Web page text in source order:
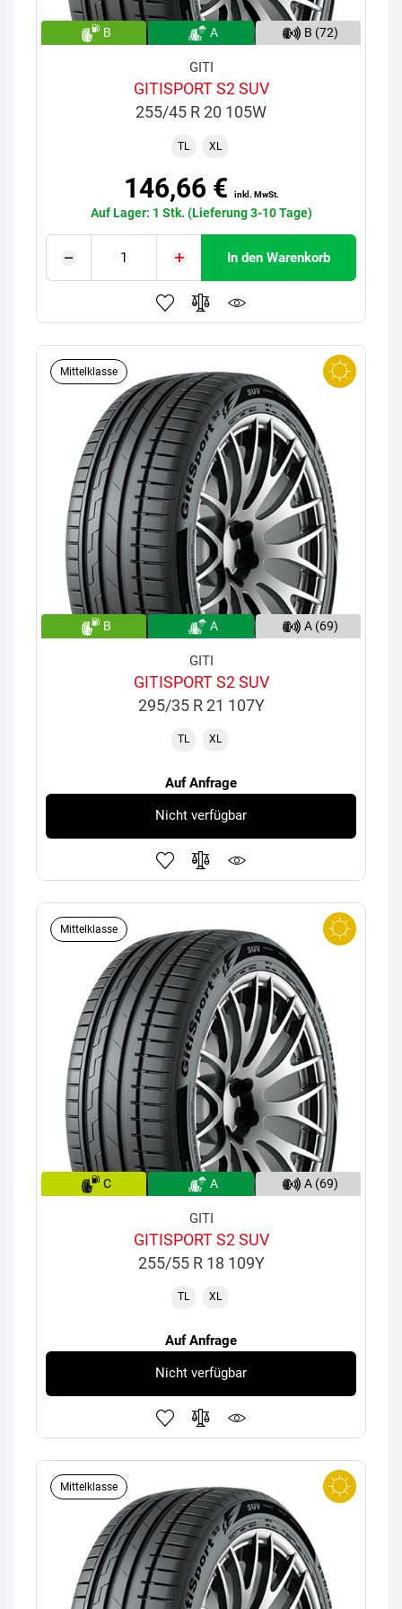
B A B (72)
GITI
GITISPORT S2 SUV
255/45 R 20 105W
TL XL
146,66 € inkl. MwSt.
Auf Lager: 1 Stk. (Lieferung 3-10 Tage)
In den Warenkorb
Mittelklasse
B A A (69)
GITI
GITISPORT S2 SUV
295/35 R 21 107Y
TL XL
Auf Anfrage
Nicht verfügbar
Mittelklasse
C A A (69)
GITI
GITISPORT S2 SUV
255/55 R 18 109Y
TL XL
Auf Anfrage
Nicht verfügbar
Mittelklasse